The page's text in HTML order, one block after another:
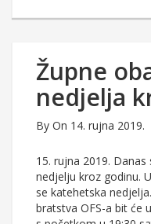
Župne
nedjelja
By On 14. rujna 2019.
15. rujna 2019.
nedjelju kroz godinu.
se katehetska
bratstva OFS-a bit će